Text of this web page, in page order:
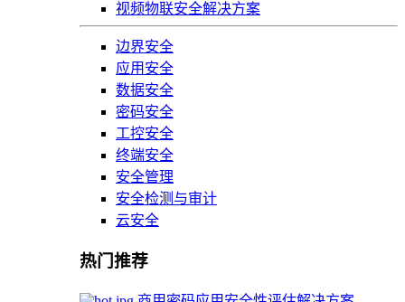
视频物联安全解决方案
边界安全
应用安全
数据安全
密码安全
工控安全
终端安全
安全管理
安全检测与审计
云安全
热门推荐